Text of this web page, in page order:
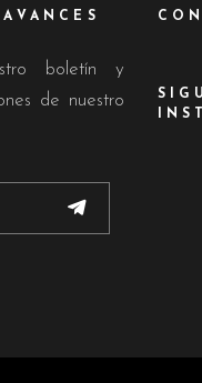
boletín y
de nuestro